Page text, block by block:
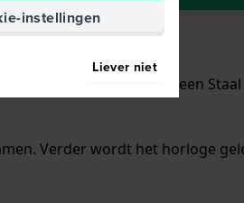
mm en is voorzien van een
Verder wordt het horloge
instellingen
Liever niet